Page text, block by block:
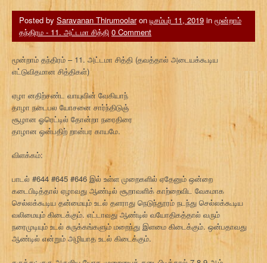
Posted by Saravanan Thirumoolaron டிசம்பர் 11, 2019 in மூன்றாம்
தந்திரம - 11. அட்டமா சித்தி 0 Comment
மூன்றாம் தந்திரம் – 11. அட்டமா சித்தி (தவத்தால் அடையக்கூடிய
எட்டுவிதமான சித்திகள்)
ஏழா னதிற்சண்ட வாயுவின் வேகியாந்
தாழா நடைபல யோசனை சார்ந்திடுஞ்
சூழான ஓரெட்டில் தோன்றா நரைதிரை
தாழான ஒன்பதிற் றான்பர காயமே.
விளக்கம்:
பாடல் #644 #645 #646 இல் உள்ள முறைகளில் ஏதேனும் ஒன்றை
கடைபிடித்தால் ஏழாவது ஆண்டில் சூறாவளிக் காற்றைவிட வேகமாக
செல்லக்கூடிய தன்மையும் உடல் தளராது நெடுந்தூரம் நடந்து செல்லக்கூடிய
வலிமையும் கிடைக்கும். எட்டாவது ஆண்டில் வயோதிகத்தால் வரும்
நரைமுடியும் உடல் சுருக்கங்களும் மறைந்து இளமை கிடைக்கும். ஒன்பதாவது
ஆண்டில் என்றும் அழியாத உடல் கிடைக்கும்.